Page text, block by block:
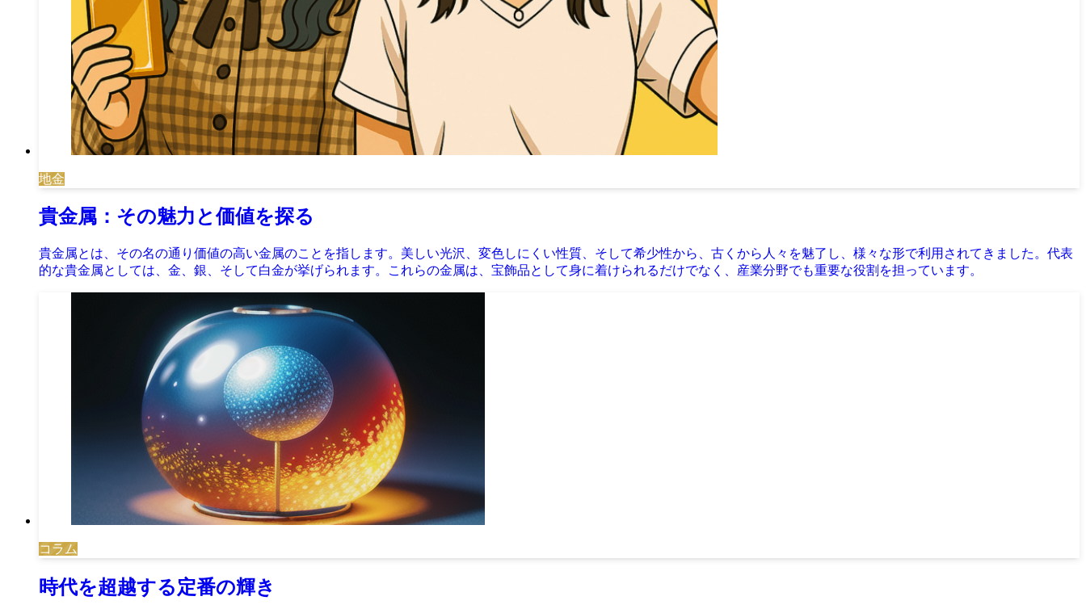
地金
貴金属：その魅力と価値を探る
貴金属とは、その名の通り価値の高い金属のことを指します。美しい光沢、変色しにくい性質、そして希少性から、古くから人々を魅了し、様々な形で利用されてきました。代表
的な貴金属としては、金、銀、そして白金が挙げられます。これらの金属は、宝飾品として身に着けられるだけでなく、産業分野でも重要な役割を担っています。
コラム
時代を超越する定番の輝き